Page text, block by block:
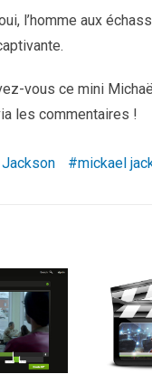
l’homme aux
vous ce mini
les commentaires !
mickael